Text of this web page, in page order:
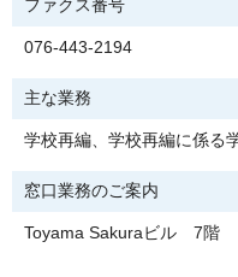
ファクス番号
076-443-2194
主な業務
学校再編、学校再編に係る
窓口業務のご案内
Toyama Sakuraビル 7階